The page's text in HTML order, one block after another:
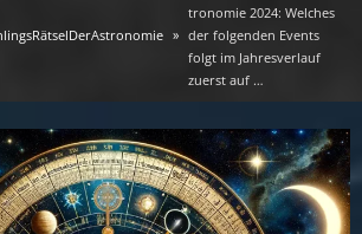
tronomie 2024: Welches
der folgenden Events
folgt im Jahresverlauf
zuerst auf …